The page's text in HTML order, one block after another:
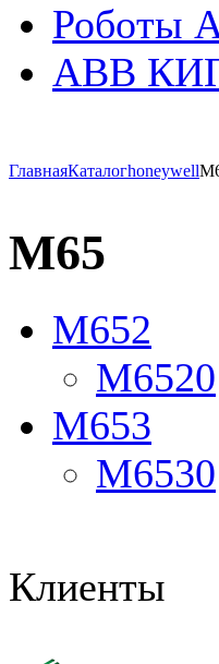
Роботы
ABB
ГлавнаяКаталогhoneywell
M65
M652
M6520
M653
M6530
Клиенты